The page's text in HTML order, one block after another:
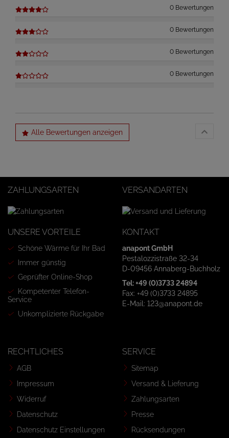
0 Bewertungen
0 Bewertungen
0 Bewertungen
0 Bewertungen
Alle Bewertungen anzeigen
ZAHLUNGSARTEN VERSANDARTEN
UNSERE VORTEILE
Schöne Wärme für Ihr Bad
Immer günstig
Geprüfter Online-Shop
Kompetenter Telefon-
Service
Unkomplizierte Rückgabe
KONTAKT
anapont GmbH
Pestalozzistraße 32-34
D-09456 Annaberg-Buchholz
Tel: +49 (0)3733 24894
Fax: +49 (0)3733 24895
E-Mail: 123@anapont.de
RECHTLICHES
AGB
Impressum
Widerruf
Datenschutz
Datenschutz Einstellungen
SERVICE
Sitemap
Versand & Lieferung
Zahlungsarten
Presse
Rücksendungen